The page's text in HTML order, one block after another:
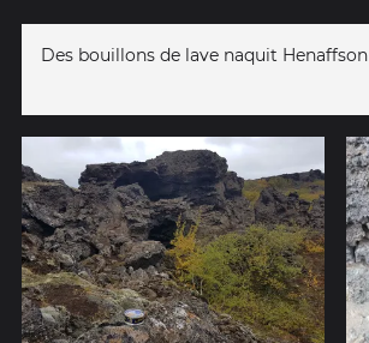
Des bouillons de lave naquit Henaffson